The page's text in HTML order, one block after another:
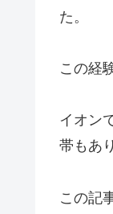
た。
この経
イオン
帯もあ
この記